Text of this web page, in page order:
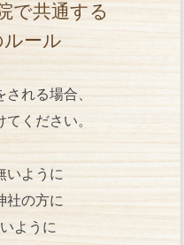
で共通する
ール
れる場合、
ください。
いように
社の方に
ように